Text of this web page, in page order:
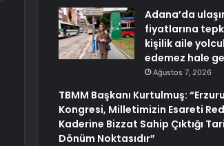
Adana’da
fiyatlarına
kişilik aile
edemez hale
Ağustos 7, 2026
TBMM Başkanı Kurtulmuş:
Kongresi, Milletimizin Esareti
Kaderine Bizzat Sahip Çıktığı
Dönüm Noktasıdır”